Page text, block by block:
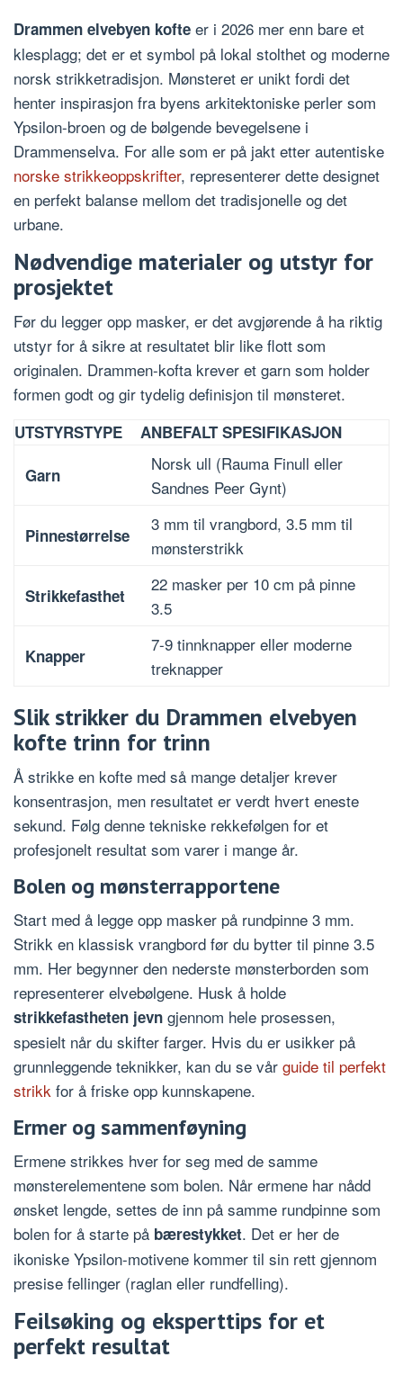
Drammen elvebyen kofte er i 2026 mer enn bare et
klesplagg; det er et symbol på lokal stolthet og moderne
norsk strikketradisjon. Mønsteret er unikt fordi det
henter inspirasjon fra byens arkitektoniske perler som
Ypsilon-broen og de bølgende bevegelsene i
Drammenselva. For alle som er på jakt etter autentiske
norske strikkeoppskrifter, representerer dette designet
en perfekt balanse mellom det tradisjonelle og det
urbane.
Nødvendige materialer og utstyr for
prosjektet
Før du legger opp masker, er det avgjørende å ha riktig
utstyr for å sikre at resultatet blir like flott som
originalen. Drammen-kofta krever et garn som holder
formen godt og gir tydelig definisjon til mønsteret.
UTSTYRSTYPE
ANBEFALT SPESIFIKASJON
Garn
Norsk ull (Rauma Finull eller
Sandnes Peer Gynt)
Pinnestørrelse
3 mm til vrangbord, 3.5 mm til
mønsterstrikk
Strikkefasthet
22 masker per 10 cm på pinne
3.5
Knapper
7-9 tinnknapper eller moderne
treknapper
Slik strikker du Drammen elvebyen
kofte trinn for trinn
Å strikke en kofte med så mange detaljer krever
konsentrasjon, men resultatet er verdt hvert eneste
sekund. Følg denne tekniske rekkefølgen for et
profesjonelt resultat som varer i mange år.
Bolen og mønsterrapportene
Start med å legge opp masker på rundpinne 3 mm.
Strikk en klassisk vrangbord før du bytter til pinne 3.5
mm. Her begynner den nederste mønsterborden som
representerer elvebølgene. Husk å holde
strikkefastheten jevn gjennom hele prosessen,
spesielt når du skifter farger. Hvis du er usikker på
grunnleggende teknikker, kan du se vår guide til perfekt
strikk for å friske opp kunnskapene.
Ermer og sammenføyning
Ermene strikkes hver for seg med de samme
mønsterelementene som bolen. Når ermene har nådd
ønsket lengde, settes de inn på samme rundpinne som
bolen for å starte på bærestykket. Det er her de
ikoniske Ypsilon-motivene kommer til sin rett gjennom
presise fellinger (raglan eller rundfelling).
Feilsøking og eksperttips for et
perfekt resultat